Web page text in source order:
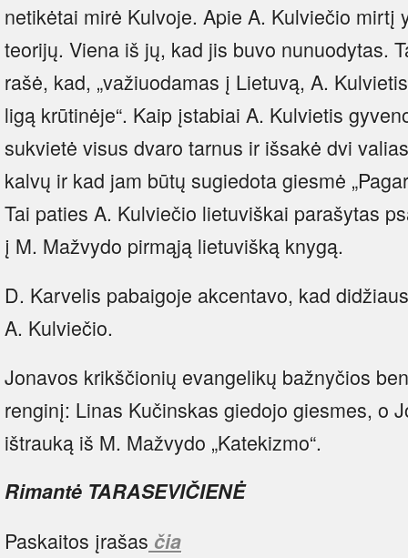
netikėtai mirė Kulvoje. Apie A. Kulviečio mirtį
teorijų. Viena iš jų, kad jis buvo nunuodytas.
rašė, kad, „važiuodamas į Lietuvą, A.
ligą krūtinėje“. Kaip įstabiai A. Kulvietis
sukvietė visus dvaro tarnus ir išsakė dvi
kalvų ir kad jam būtų sugiedota giesmė
Tai paties A. Kulviečio lietuviškai parašytas
į M. Mažvydo pirmąją lietuvišką knygą.
D. Karvelis pabaigoje akcentavo, kad
A. Kulviečio.
Jonavos krikščionių evangelikų bažnyčios
renginį: Linas Kučinskas giedojo giesmes, o
ištrauką iš M. Mažvydo „Katekizmo“.
Rimantė TARASEVIČIENĖ
Paskaitos įrašas čia